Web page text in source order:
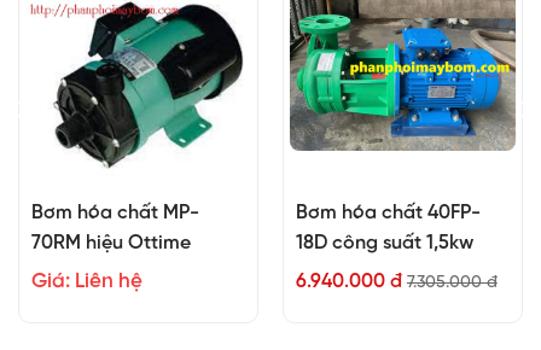
Bơm hóa chất MP-
70RM hiệu Ottime
Giá: Liên hệ
Bơm hóa chất 40FP-
18D công suất 1,5kw
6.940.000 đ7.305.000 đ